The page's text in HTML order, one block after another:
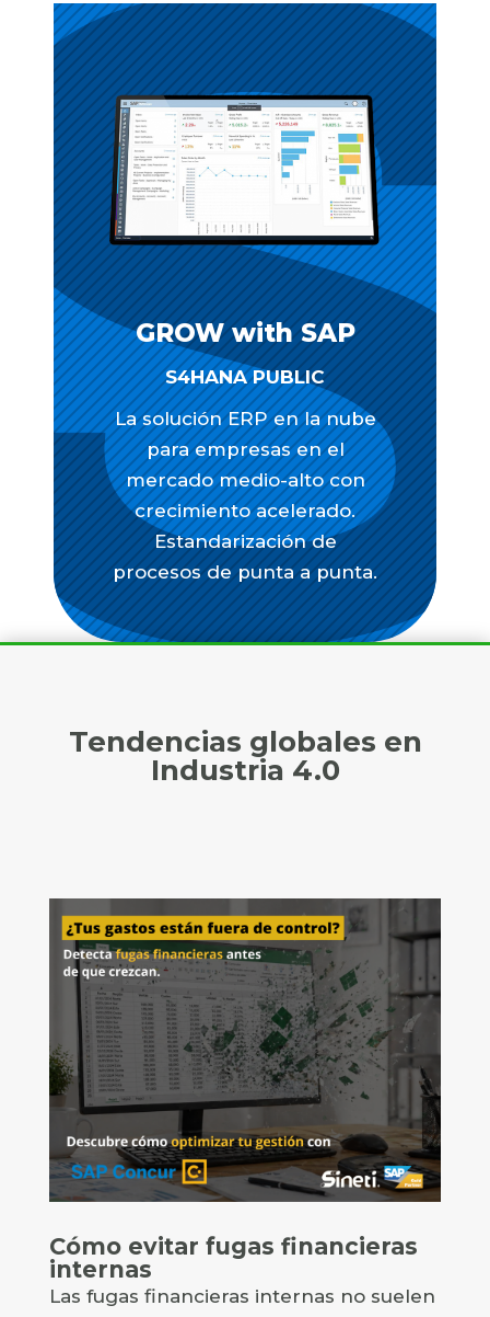
GROW with SAP
S4HANA PUBLIC
La solución ERP en la nube
para empresas en el
mercado medio-alto con
crecimiento acelerado.
Estandarización de
procesos de punta a punta.
Tendencias globales en
Industria 4.0
Cómo evitar fugas financieras
internas
Las fugas financieras internas no suelen